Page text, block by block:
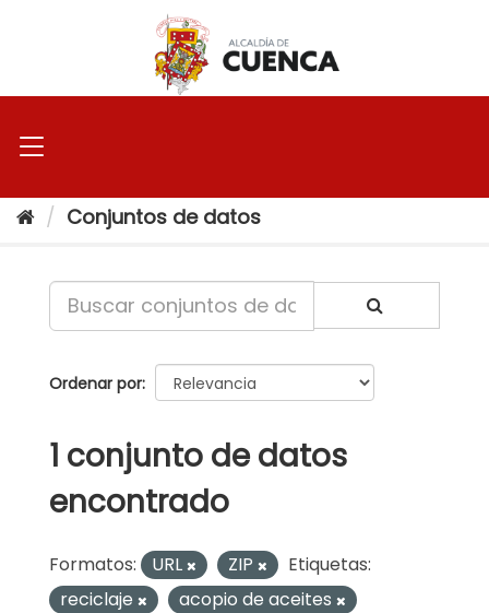
Conjuntos de datos
Ordenar por
1 conjunto de datos
encontrado
Formatos: URL ZIP
Etiquetas:
reciclaje
acopio de aceites